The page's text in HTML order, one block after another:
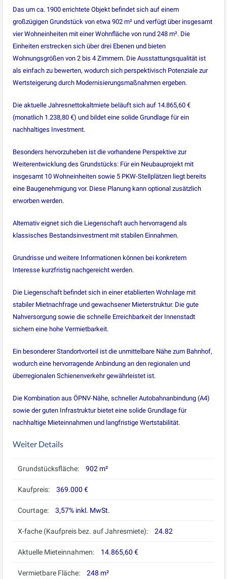
Das um ca. 1900 errichtete Objekt befindet sich auf einem
großzügigen Grundstück von etwa 902 m² und verfügt über insgesamt
vier Wohneinheiten mit einer Wohnfläche von rund 248 m². Die
Einheiten erstrecken sich über drei Ebenen und bieten
Wohnungsgrößen von 2 bis 4 Zimmern. Die Ausstattungsqualität ist
als einfach zu bewerten, wodurch sich perspektivisch Potenziale zur
Wertsteigerung durch Modernisierungsmaßnahmen ergeben.
Die aktuelle Jahresnettokaltmiete beläuft sich auf 14.865,60 €
(monatlich 1.238,80 €) und bildet eine solide Grundlage für ein
nachhaltiges Investment.
Besonders hervorzuheben ist die vorhandene Perspektive zur
Weiterentwicklung des Grundstücks: Für ein Neubauprojekt mit
insgesamt 10 Wohneinheiten sowie 5 PKW-Stellplätzen liegt bereits
eine Baugenehmigung vor. Diese Planung kann optional zusätzlich
erworben werden.
Alternativ eignet sich die Liegenschaft auch hervorragend als
klassisches Bestandsinvestment mit stabilen Einnahmen.
Grundrisse und weitere Informationen können bei konkretem
Interesse kurzfristig nachgereicht werden.
Die Liegenschaft befindet sich in einer etablierten Wohnlage mit
stabiler Mietnachfrage und gewachsener Mieterstruktur. Die gute
Nahversorgung sowie die schnelle Erreichbarkeit der Innenstadt
sichern eine hohe Vermietbarkeit.
Ein besonderer Standortvorteil ist die unmittelbare Nähe zum Bahnhof,
wodurch eine hervorragende Anbindung an den regionalen und
überregionalen Schienenverkehr gewährleistet ist.
Die Kombination aus ÖPNV-Nähe, schneller Autobahnanbindung (A4)
sowie der guten Infrastruktur bietet eine solide Grundlage für
nachhaltige Mieteinnahmen und langfristige Wertstabilität.
Weiter Details
Grundstücksfläche: 902 m²
Kaufpreis: 369.000 €
Courtage: 3,57% inkl. MwSt.
X-fache (Kaufpreis bez. auf Jahresmiete): 24.82
Aktuelle Mieteinnahmen: 14.865,60 €
Vermietbare Fläche: 248 m²